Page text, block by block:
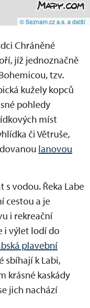
© Seznam.cz a.s. a další
Chráněné
jíž jednoznačně
tzv.
kužely kopců
pohledy
míst
či Větruše,
lanovou
vodou. Řeka Labe
cestou a je
i rekreační
i výlet lodí do
plavební
sbíhají k Labi,
krásné kaskády
jich nachází